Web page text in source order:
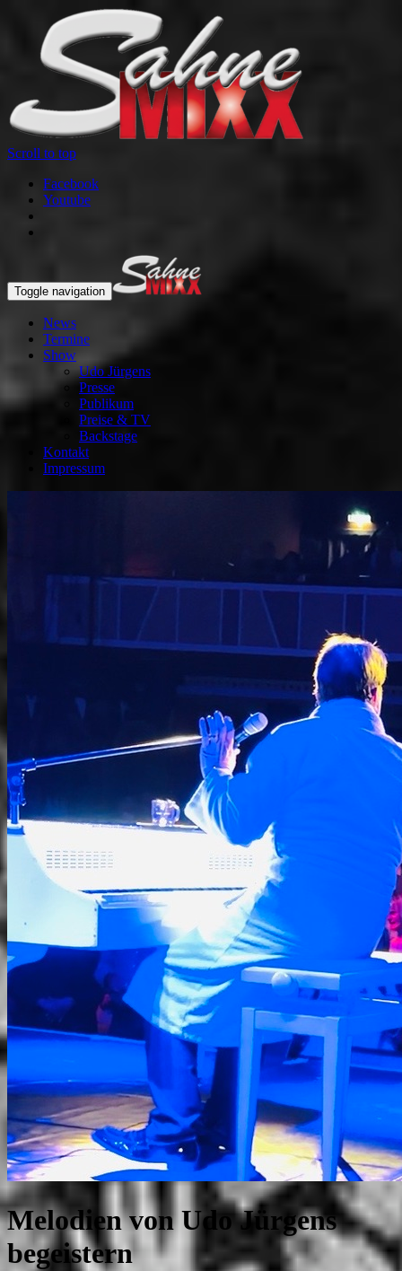
Scroll to top
Facebook
Youtube
Toggle navigation
News
Termine
Show
Udo Jürgens
Presse
Publikum
Preise & TV
Backstage
Kontakt
Impressum
Melodien von Udo Jürgens
begeistern